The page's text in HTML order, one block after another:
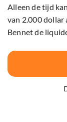
Alleen de tijd
van 2.000 dollar
Bennet de